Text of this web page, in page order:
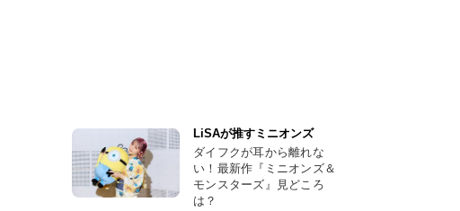
LiSAが推すミニオンズ
ダイフクが耳から離れな
い！最新作『ミニオンズ＆
モンスターズ』見どころ
は？